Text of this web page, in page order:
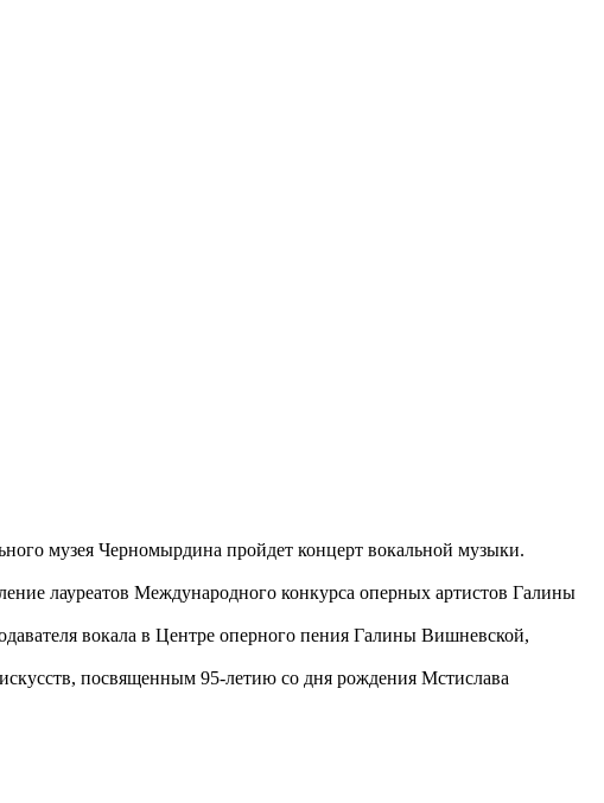
музея Черномырдина пройдет концерт вокальной музыки.
лауреатов Международного конкурса оперных артистов Галины
вокала в Центре оперного пения Галины Вишневской,
посвященным 95-летию со дня рождения Мстислава